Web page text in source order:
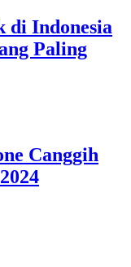
di Indonesia
Paling
Canggih